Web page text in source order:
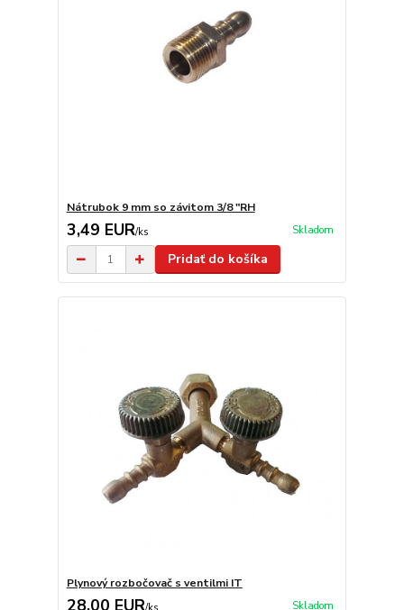
Nátrubok 9 mm so závitom 3/8 "RH
3,49 EUR/ks Skladom
Pridať do košíka
Plynový rozbočovač s ventilmi IT
28,00 EUR/ks Skladom